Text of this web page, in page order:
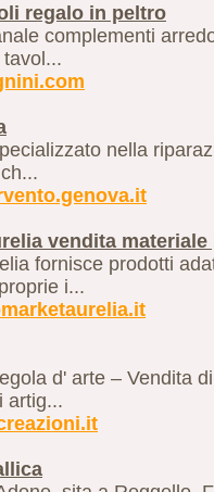
regalo in peltro
complementi
nella
vendita
fornisce prodotti
i...
d' arte – Vendita
artig...